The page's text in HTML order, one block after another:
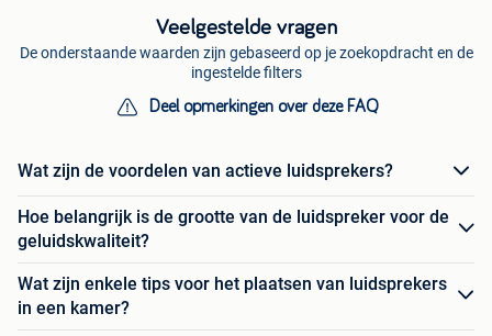
Veelgestelde vragen
De onderstaande waarden zijn gebaseerd op je zoekopdracht en de
ingestelde filters
Deel opmerkingen over deze FAQ
Wat zijn de voordelen van actieve luidsprekers?
Hoe belangrijk is de grootte van de luidspreker voor de
geluidskwaliteit?
Wat zijn enkele tips voor het plaatsen van luidsprekers
in een kamer?